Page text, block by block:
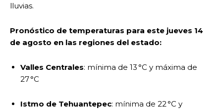
lluvias.
Pronóstico de temperaturas para este jueves 14
de agosto en las regiones del estado:
Valles Centrales: mínima de 13 °C y máxima de
27 °C
Istmo de Tehuantepec: mínima de 22 °C y